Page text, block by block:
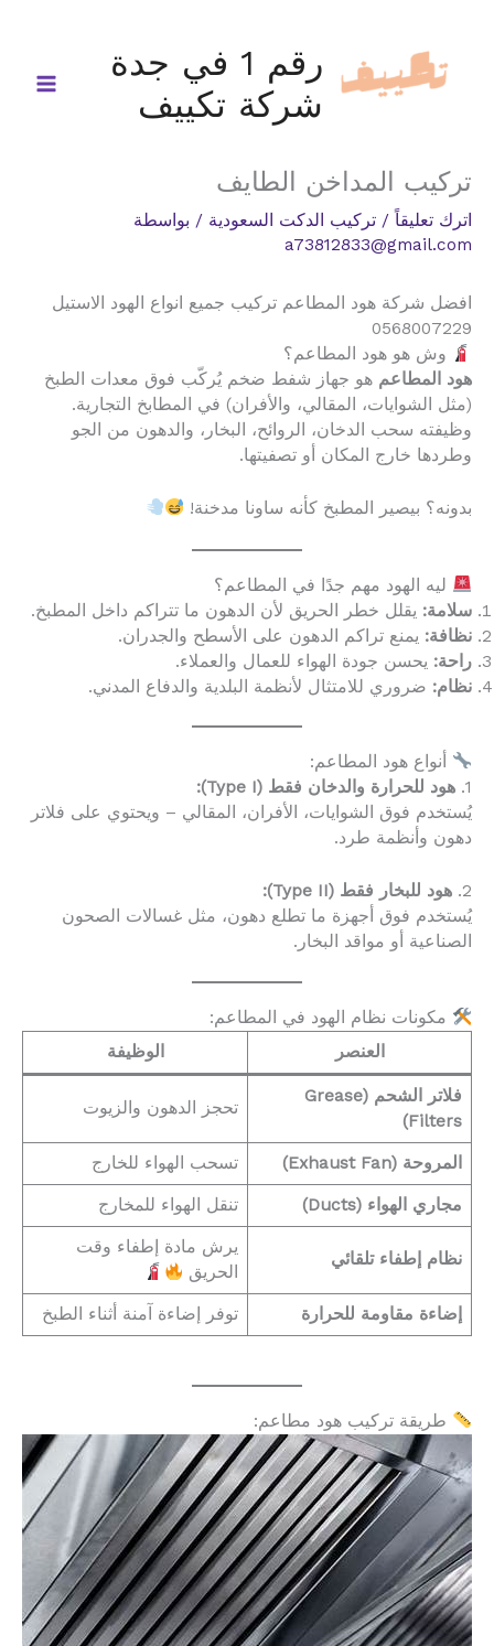
المحتوى
رقم 1 في جدة
شركة تكييف
تركيب المداخن الطايف
اترك تعليقاً / تركيب الدكت السعودية / بواسطة
a73812833@gmail.com
افضل شركة هود المطاعم تركيب جميع انواع الهود الاستيل
0568007229
وش هو هود المطاعم؟
هود المطاعم هو جهاز شفط ضخم يُركّب فوق معدات الطبخ
(مثل الشوايات، المقالي، والأفران) في المطابخ التجارية.
وظيفته سحب الدخان، الروائح، البخار، والدهون من الجو
وطردها خارج المكان أو تصفيتها.
بدونه؟ بيصير المطبخ كأنه ساونا مدخنة!
ليه الهود مهم جدًا في المطاعم؟
سلامة: يقلل خطر الحريق لأن الدهون ما تتراكم داخل المطبخ.
نظافة: يمنع تراكم الدهون على الأسطح والجدران.
راحة: يحسن جودة الهواء للعمال والعملاء.
نظام: ضروري للامتثال لأنظمة البلدية والدفاع المدني.
أنواع هود المطاعم:
1. هود للحرارة والدخان فقط (Type I):
يُستخدم فوق الشوايات، الأفران، المقالي – ويحتوي على فلاتر
دهون وأنظمة طرد.
2. هود للبخار فقط (Type II):
يُستخدم فوق أجهزة ما تطلع دهون، مثل غسالات الصحون
الصناعية أو مواقد البخار.
مكونات نظام الهود في المطاعم:
العنصر
الوظيفة
فلاتر الشحم (Grease
Filters)
تحجز الدهون والزيوت
المروحة (Exhaust Fan) تسحب الهواء للخارج
مجاري الهواء (Ducts) تنقل الهواء للمخارج
نظام إطفاء تلقائي
يرش مادة إطفاء وقت
الحريق
إضاءة مقاومة للحرارة توفر إضاءة آمنة أثناء الطبخ
طريقة تركيب هود مطاعم: